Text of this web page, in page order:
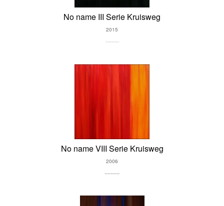
No name III Serie Kruisweg
2015
.........
No name VIII Serie Kruisweg
2006
..........